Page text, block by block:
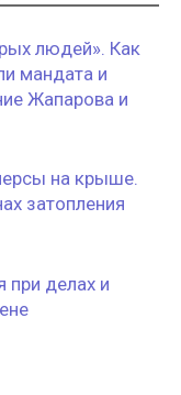
людей». Как
мандата и
Жапарова и
на крыше.
затопления
при делах и